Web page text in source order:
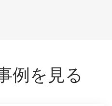
例を見る